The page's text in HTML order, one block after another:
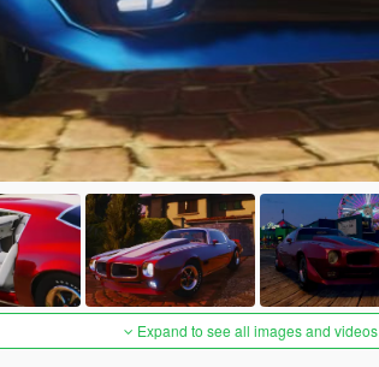
Expand to see all images and videos